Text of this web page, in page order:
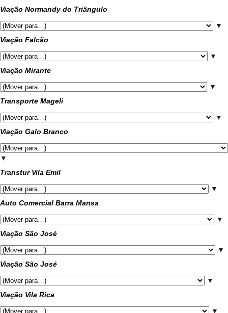
Viação Normandy do Triângulo
▼
Viação Falcão
▼
Viação Mirante
▼
Transporte Mageli
▼
Viação Galo Branco
▼
Transtur Vila Emil
▼
Auto Comercial Barra Mansa
▼
Viação São José
▼
Viação São José
▼
Viação Vila Rica
▼